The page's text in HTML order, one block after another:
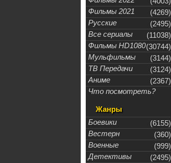
Фильмы 2021
(4269)
Русские
(2495)
Все сериалы
(11038)
Фильмы HD1080(30744)
Мульфильмы
(3144)
ТВ Передачи
(3124)
Аниме
(2367)
Что посмотреть?
Жанры
Боевики
(6155)
Вестерн
(360)
Военные
(999)
Детективы
(2495)